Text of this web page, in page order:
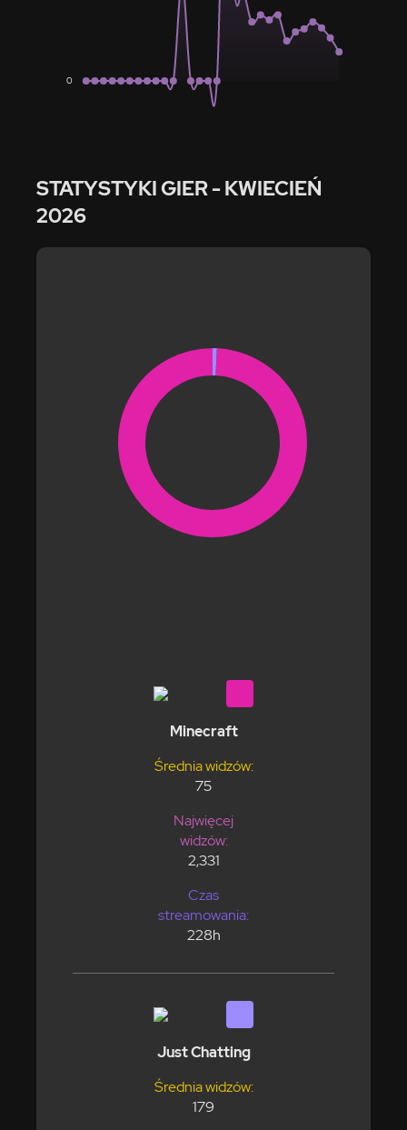
0
STATYSTYKI GIER- KWIECIEŃ
2026
Minecraft
Średnia widzów:
75
Najwięcej
widzów:
2,331
Czas
streamowania:
228h
Just Chatting
Średnia widzów:
179